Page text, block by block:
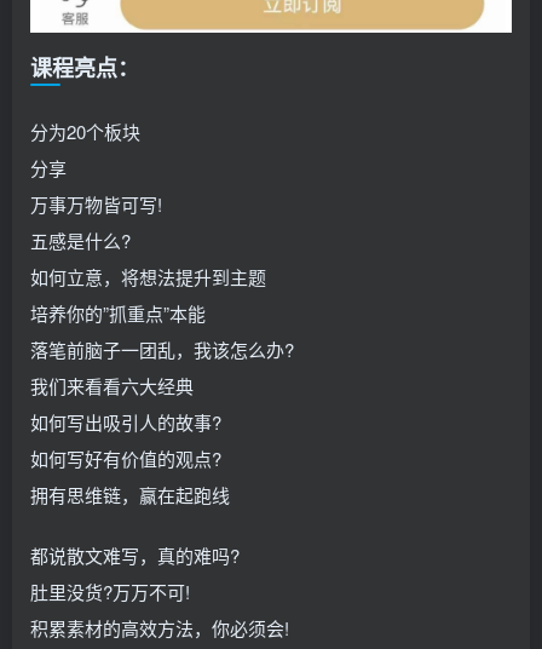
课程亮点：
分为20个板块
分享
万事万物皆可写!
五感是什么?
如何立意，将想法提升到主题
培养你的”抓重点”本能
落笔前脑子一团乱，我该怎么办?
我们来看看六大经典
如何写出吸引人的故事?
如何写好有价值的观点?
拥有思维链，赢在起跑线
都说散文难写，真的难吗?
肚里没货?万万不可!
积累素材的高效方法，你必须会!